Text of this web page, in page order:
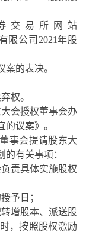
交易所网站
限公司2021年股
的表决。
权。
会授权董事会办
议案》。
事会提请股东大
的有关事项：
责具体实施股权
予日；
增股本、派送股
，按照股权激励